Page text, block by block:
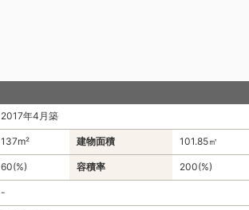
2017年4月築
137m² 建物面積 101.85㎡
60(%) 容積率 200(%)
-